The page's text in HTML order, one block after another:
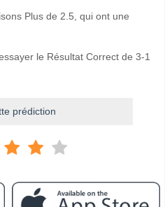
Plus de 2.5, qui ont une
le Résultat Correct de 3-1
prédiction